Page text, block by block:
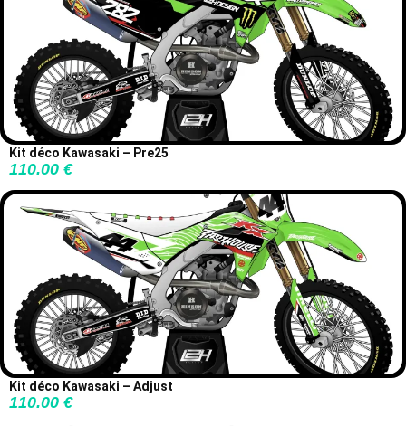
Kit déco Kawasaki – Pre25
110.00 €
Kit déco Kawasaki – Adjust
110.00 €